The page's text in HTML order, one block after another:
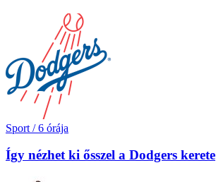
Sport / 6 órája
Így nézhet ki ősszel a Dodgers kerete